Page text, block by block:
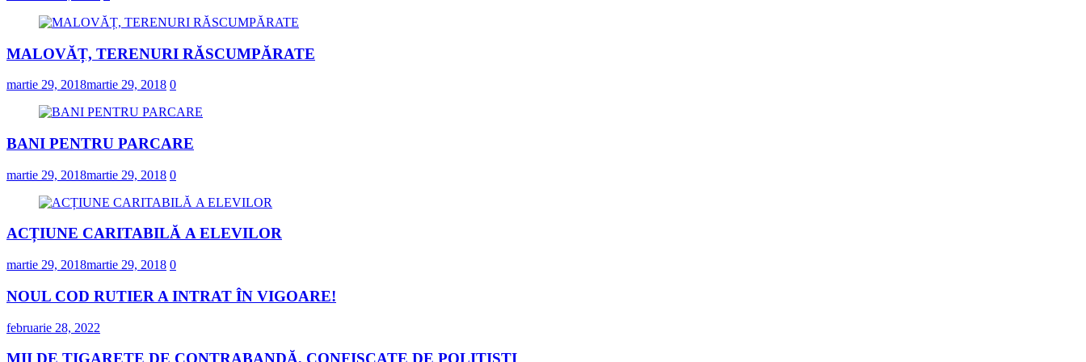
MALOVĂȚ, TERENURI RĂSCUMPĂRATE
martie 29, 2018martie 29, 2018 0
BANI PENTRU PARCARE
martie 29, 2018martie 29, 2018 0
ACȚIUNE CARITABILĂ A ELEVILOR
martie 29, 2018martie 29, 2018 0
NOUL COD RUTIER A INTRAT ÎN VIGOARE!
februarie 28, 2022